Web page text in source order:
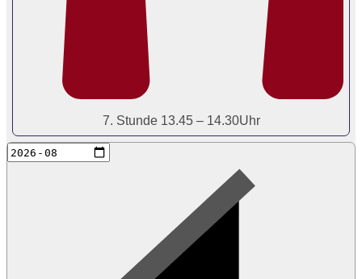
7. Stunde 13.45 – 14.30Uhr